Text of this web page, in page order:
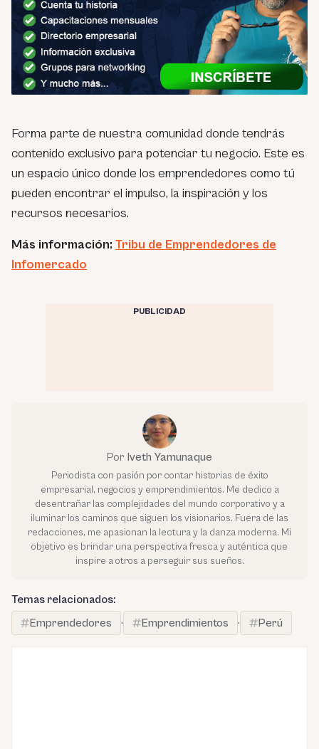
Forma parte de nuestra comunidad donde tendrás
contenido exclusivo para potenciar tu negocio. Este es
un espacio único donde los emprendedores como tú
pueden encontrar el impulso, la inspiración y los
recursos necesarios.
Más información: Tribu de Emprendedores de
Infomercado
PUBLICIDAD
Por Iveth Yamunaque
Periodista con pasión por contar historias de éxito
empresarial, negocios y emprendimientos. Me dedico a
desentrañar las complejidades del mundo corporativo y a
iluminar los caminos que siguen los visionarios. Fuera de las
redacciones, me apasionan la lectura y la danza moderna. Mi
objetivo es brindar una perspectiva fresca y auténtica que
inspire a otros a perseguir sus sueños.
Temas relacionados:
Emprendedores
· Emprendimientos · Perú